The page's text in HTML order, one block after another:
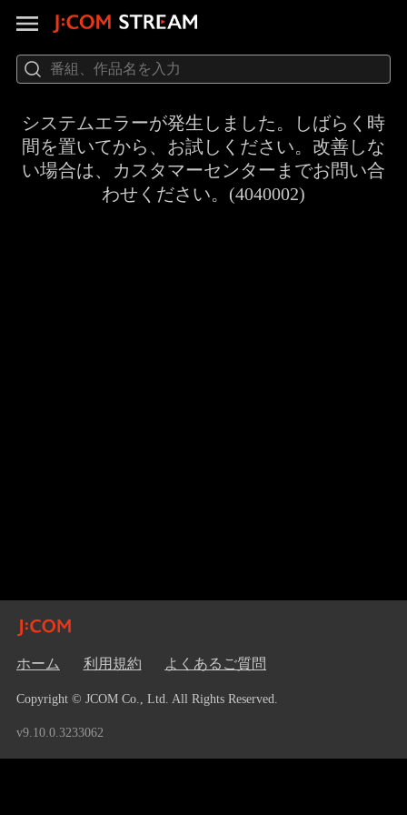
システムエラーが発生しました。しばらく時
間を置いてから、お試しください。改善しな
い場合は、カスタマーセンターまでお問い合
わせください。(4040002)
ホーム 利用規約 よくあるご質問
Copyright © JCOM Co., Ltd. All Rights Reserved.
v9.10.0.3233062